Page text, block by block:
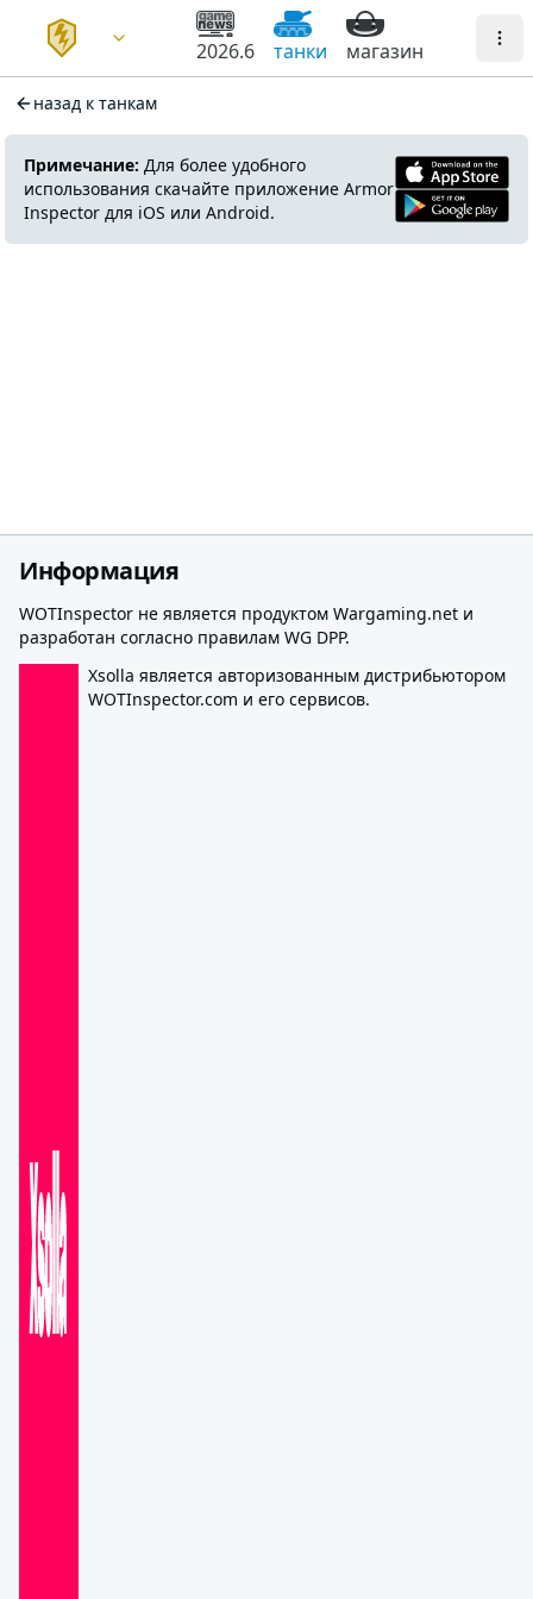
2026.6 танки магазин
назад к танкам
Примечание: Для более удобного
использования скачайте приложение Armor
Inspector для iOS или Android.
Информация
WOTInspector не является продуктом Wargaming.net и
разработан согласно правилам WG DPP.
Xsolla является авторизованным дистрибьютором
WOTInspector.com и его сервисов.